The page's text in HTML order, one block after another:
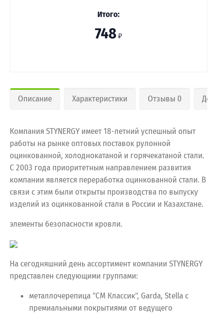
Итого:
748 ₽
Описание Характеристики Отзывы 0
Компания STYNERGY имеет 18-летний успешный опыт
работы на рынке оптовых поставок рулонной
оцинкованной, холоднокатаной и горячекатаной стали.
С 2003 года приоритетным направлением развития
компании является переработка оцинкованной стали. В
связи с этим были открыты производства по выпуску
изделий из оцинкованной стали в России и Казахстане.
элементы безопасности кровли.
На сегодняшний день ассортимент компании STYNERGY
представлен следующими группами:
металлочерепица "СМ Классик", Garda, Stella с
премиальными покрытиями от ведущего